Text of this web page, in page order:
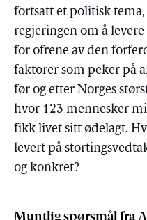
fortsatt et politisk
regjeringen om å
for ofrene av den
faktorer som peker på
før og etter Norges
hvor 123 mennesker
fikk livet sitt ødelagt.
levert på
og konkret?